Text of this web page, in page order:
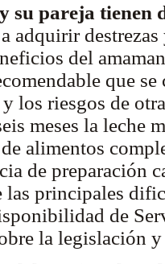
su pareja tienen
adquirir
del
que
y los riesgos de
meses la leche
alimentos
de preparación
las principales
de
la legislación